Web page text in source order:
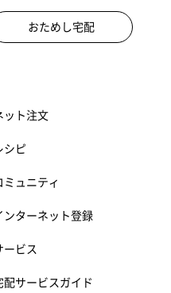
おためし宅配
ット注文
シピ
ミュニティ
ンターネット登録
ービス
配サービスガイド